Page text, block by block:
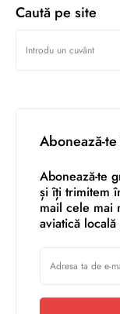
Caută pe site
Abonează-
Abonează-te
și îți trimitem
mail cele mai
aviatică